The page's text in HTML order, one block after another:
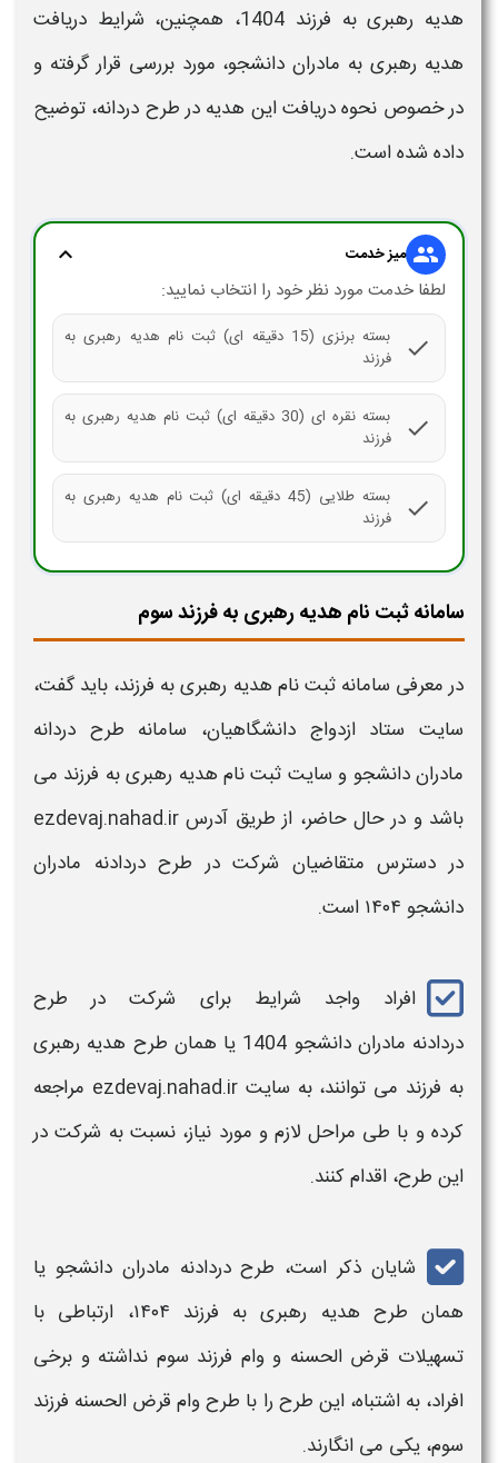
هدیه رهبری به فرزند 1404،
همچنین، شرایط دریافت
هدیه رهبری به مادران دانشجو، مورد بررسی قرار گرفته و
در خصوص نحوه دریافت این هدیه در طرح دردانه، توضیح
داده شده است.
group میز خدمت expand_more
لطفا خدمت مورد نظر خود را انتخاب نمایید:
check
بسته برنزی (15 دقیقه ای) ثبت نام هدیه رهبری به
فرزند
check
بسته نقره ای (30 دقیقه ای) ثبت نام هدیه رهبری به
فرزند
check
بسته طلایی (45 دقیقه ای) ثبت نام هدیه رهبری به
فرزند
سامانه ثبت نام هدیه رهبری به فرزند سوم
در معرفی سامانه ثبت نام هدیه رهبری به فرزند، باید گفت،
سایت ستاد ازدواج دانشگاهیان، سامانه طرح دردانه
مادران دانشجو و سایت ثبت نام هدیه رهبری به فرزند می
باشد و در حال حاضر، از طریق آدرس ezdevaj.nahad.ir
در دسترس متقاضیان شرکت در طرح دردادنه مادران
دانشجو ۱۴۰۴ است.
افراد واجد شرایط برای شرکت در طرح
دردادنه مادران دانشجو 1404
یا همان طرح هدیه رهبری
به فرزند
می توانند، به سایت ezdevaj.nahad.ir مراجعه
کرده و با طی مراحل لازم و مورد نیاز، نسبت به شرکت در
این طرح، اقدام کنند.
شایان ذکر است، طرح دردادنه مادران دانشجو یا
همان طرح هدیه رهبری به فرزند ۱۴۰۴، ارتباطی با
تسهیلات قرض الحسنه ووام فرزند سوم نداشته و برخی
افراد، به اشتباه، این طرح را با طرحوام قرض الحسنه فرزند
سوم، یکی می انگارند.